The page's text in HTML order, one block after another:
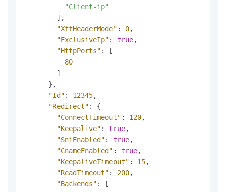
"Client-ip"
] ,
"XffHeaderMode" : 0,
"ExclusiveIp" : true,
"HttpPorts" :
[
80
]
} ,
"Id" : 12345,
"Redirect" :
{
"ConnectTimeout" : 120,
"Keepalive" : true,
"SniEnabled" : true,
"CnameEnabled" : true,
"KeepaliveTimeout" : 15,
"ReadTimeout" : 200,
"Backends" :
[